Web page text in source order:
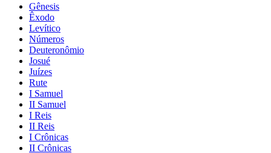
Gênesis
Êxodo
Levítico
Números
Deuteronômio
Josué
Juízes
Rute
I Samuel
II Samuel
I Reis
II Reis
I Crônicas
II Crônicas